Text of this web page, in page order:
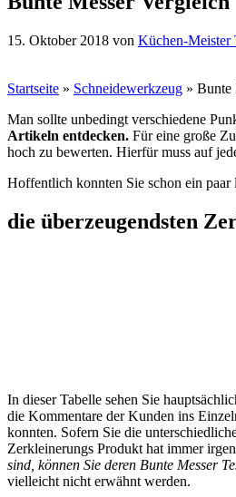
15. Oktober 2018 von Küchen-Meister
Startseite » Schneidewerkzeug » Bunte
Man sollte unbedingt verschiedene
Artikeln entdecken. Für eine große
hoch zu bewerten. Hierfür muss auf
Hoffentlich konnten Sie schon ein
die überzeugendsten
In dieser Tabelle sehen Sie
die Kommentare der Kunden ins
konnten. Sofern Sie die
Zerkleinerungs Produkt hat immer
sind, können Sie deren Bunte Messer
vielleicht nicht erwähnt werden.